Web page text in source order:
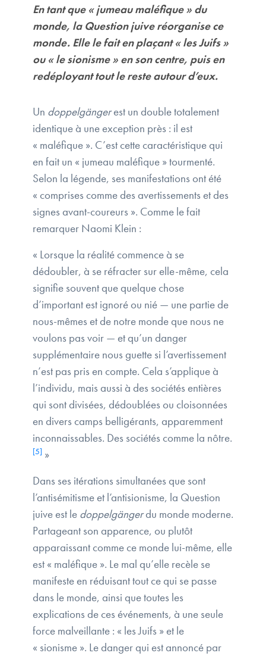
En tant que « jumeau maléfique » du
monde, la Question juive réorganise ce
monde. Elle le fait en plaçant « les Juifs »
ou « le sionisme » en son centre, puis en
redéployant tout le reste autour d’eux.
Un doppelgängerest un double totalement
identique à une exception près : il est
« maléfique ». C’est cette caractéristique qui
en fait un « jumeau maléfique » tourmenté.
Selon la légende, ses manifestations ont été
« comprises comme des avertissements et des
signes avant-coureurs ». Comme le fait
remarquer Naomi Klein :
« Lorsque la réalité commence à se
dédoubler, à se réfracter sur elle-même, cela
signifie souvent que quelque chose
d’important est ignoré ou nié — une partie de
nous-mêmes et de notre monde que nous ne
voulons pas voir — et qu’un danger
supplémentaire nous guette si l’avertissement
n’est pas pris en compte. Cela s’applique à
l’individu, mais aussi à des sociétés entières
qui sont divisées, dédoublées ou cloisonnées
en divers camps belligérants, apparemment
inconnaissables. Des sociétés comme la nôtre.
[5] »
Dans ses itérations simultanées que sont
l’antisémitisme et l’antisionisme, la Question
juive est le doppelgängerdu monde moderne.
Partageant son apparence, ou plutôt
apparaissant comme ce monde lui-même, elle
est « maléfique ». Le mal qu’elle recèle se
manifeste en réduisant tout ce qui se passe
dans le monde, ainsi que toutes les
explications de ces événements, à une seule
force malveillante : « les Juifs » et le
« sionisme ». Le danger qui est annoncé par